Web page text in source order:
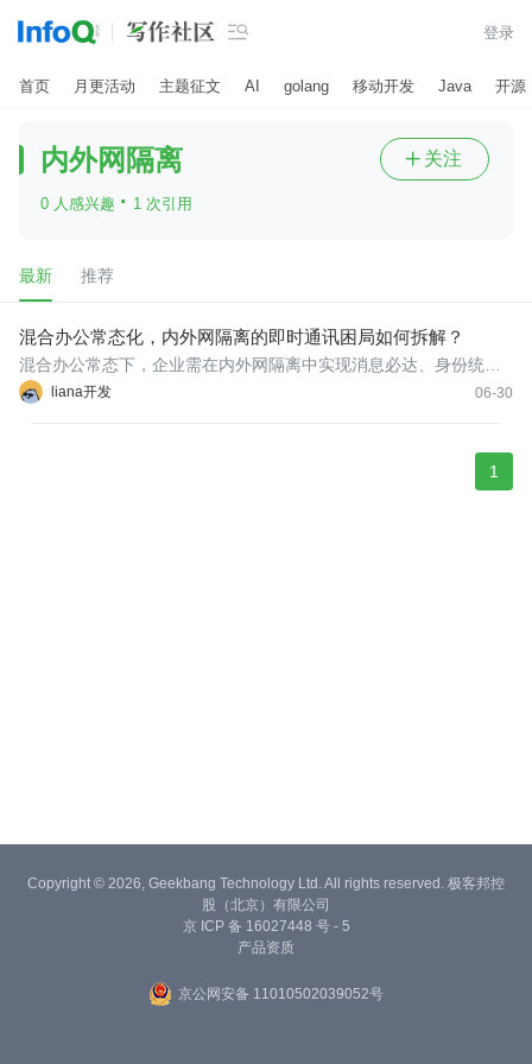
 登录
首页 月更活动 主题征文 AI golang 移动开发 Java 开源
内外网隔离
0 人感兴趣 · 1 次引用
 关注
最新 推荐
混合办公常态化，内外网隔离的即时通讯困局如何拆解？
liana开发 06-30
混合办公常态下，企业需在内外网隔离中实现消息必达、身份统
一、文件可控与操作可审计。本文提出四条路径：统一身份认证实
1
Copyright © 2026, Geekbang Technology Ltd. All rights reserved. 极客邦控
股（北京）有限公司
京 ICP 备 16027448 号 - 5
产品资质
京公网安备 11010502039052号